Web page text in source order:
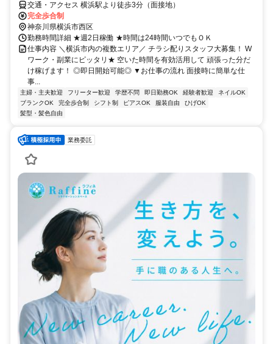
交通・アクセス 横浜駅より徒歩3分（面接地）
完全歩合制
神奈川県横浜市西区
勤務時間詳細 ★週2日稼働 ★時間は24時間いつでもＯＫ
仕事内容 ＼横浜市内の複数エリア／ チラシ配りスタッフ大募集！ W
ワーク・副業にピッタリ★ 空いた時間を有効活用して 頑張った分だ
け稼げます！ ◎即日開始可能◎ ▼お仕事の流れ 面接時に簡単な仕
事...
主婦・主夫歓迎 フリーター歓迎 学歴不問 即日勤務OK 経験者歓迎
ネイルOK
ブランクOK
完全歩合制 シフト制 ピアスOK 服装自由
ひげOK
髪型・髪色自由
業務委託